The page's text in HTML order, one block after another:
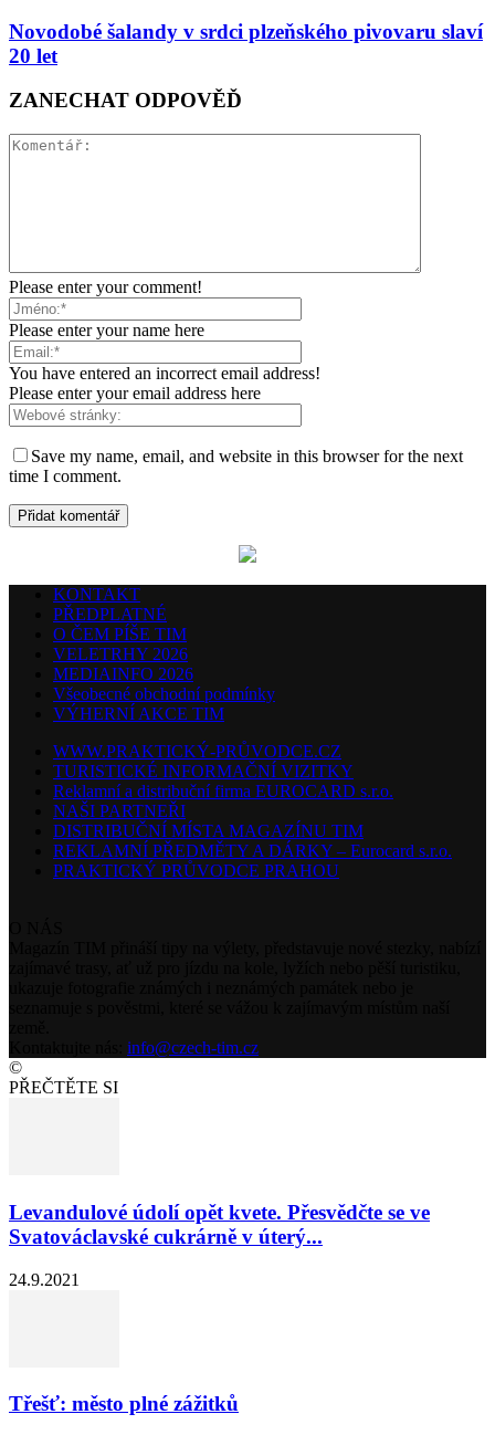
Novodobé šalandy v srdci plzeňského pivovaru slaví
20 let
ZANECHAT ODPOVĚĎ
Please enter your comment!
Please enter your name here
You have entered an incorrect email address!
Please enter your email address here
Save my name, email, and website in this browser for the next
time I comment.
KONTAKT
PŘEDPLATNÉ
O ČEM PÍŠE TIM
VELETRHY 2026
MEDIAINFO 2026
Všeobecné obchodní podmínky
VÝHERNÍ AKCE TIM
WWW.PRAKTICKÝ-PRŮVODCE.CZ
TURISTICKÉ INFORMAČNÍ VIZITKY
Reklamní a distribuční firma EUROCARD s.r.o.
NAŠI PARTNEŘI
DISTRIBUČNÍ MÍSTA MAGAZÍNU TIM
REKLAMNÍ PŘEDMĚTY A DÁRKY – Eurocard s.r.o.
PRAKTICKÝ PRŮVODCE PRAHOU
info@czech-tim.cz
©
PŘEČTĚTE SI
Levandulové údolí opět kvete. Přesvědčte se ve
Svatováclavské cukrárně v úterý...
24.9.2021
Třešť: město plné zážitků